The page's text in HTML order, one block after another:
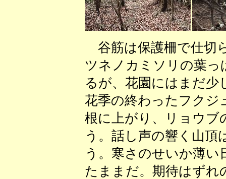
谷筋は保護柵で仕切
ツネノカミソリの葉
るが、花園にはまだ少
花季の終わったフクジ
根に上がり、リョウブ
う。話し声の響く山頂
う。寒さのせいか薄
たままだ。期待はずれ